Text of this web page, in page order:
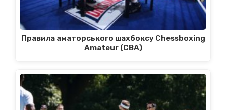
Правила аматорського шахбоксу Chessboxing
Amateur (CBA)